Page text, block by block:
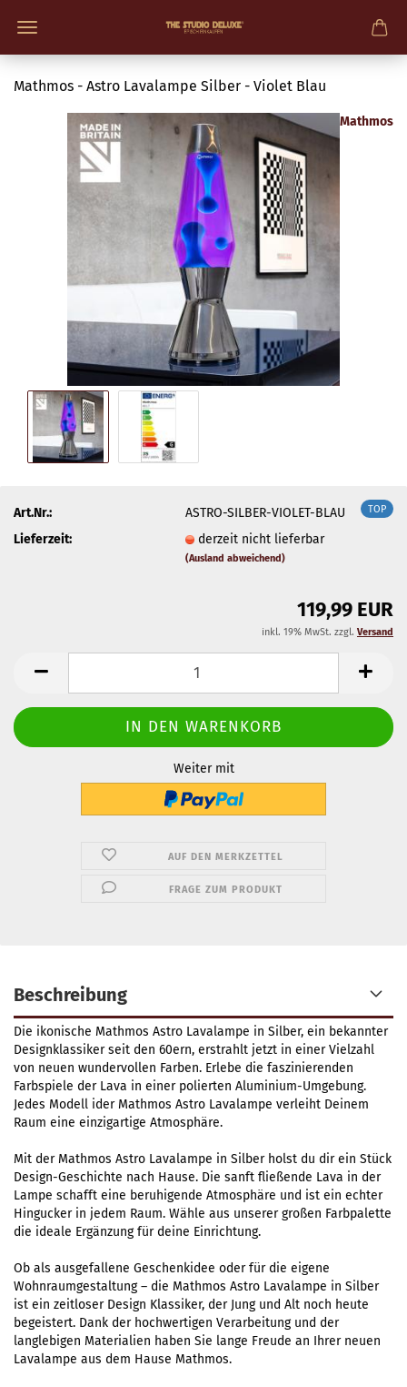
Mathmos - Astro Lavalampe Silber - Violet Blau
Mathmos
TOP
Art.Nr.:
ASTRO-SILBER-VIOLET-BLAU
Lieferzeit:
derzeit nicht lieferbar
(Ausland abweichend)
119,99 EUR
inkl. 19% MwSt. zzgl. Versand
Weiter mit
AUF DEN MERKZETTEL
FRAGE ZUM PRODUKT
Beschreibung
Die ikonische Mathmos Astro Lavalampe in Silber, ein bekannter
Designklassiker seit den 60ern, erstrahlt jetzt in einer Vielzahl
von neuen wundervollen Farben. Erlebe die faszinierenden
Farbspiele der Lava in einer polierten Aluminium-Umgebung.
Jedes Modell ider Mathmos Astro Lavalampe verleiht Deinem
Raum eine einzigartige Atmosphäre.
Mit der Mathmos Astro Lavalampe in Silber holst du dir ein Stück
Design-Geschichte nach Hause. Die sanft fließende Lava in der
Lampe schafft eine beruhigende Atmosphäre und ist ein echter
Hingucker in jedem Raum. Wähle aus unserer großen Farbpalette
die ideale Ergänzung für deine Einrichtung.
Ob als ausgefallene Geschenkidee oder für die eigene
Wohnraumgestaltung – die Mathmos Astro Lavalampe in Silber
ist ein zeitloser Design Klassiker, der Jung und Alt noch heute
begeistert. Dank der hochwertigen Verarbeitung und der
langlebigen Materialien haben Sie lange Freude an Ihrer neuen
Lavalampe aus dem Hause Mathmos.